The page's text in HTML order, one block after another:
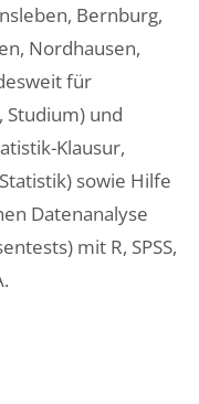
Bernburg,
Nordhausen,
für
Studium) und
Klausur,
sowie Hilfe
Datenanalyse
mit R, SPSS,